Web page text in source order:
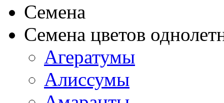
Семена
Семена цветов
Агератумы
Алиссумы